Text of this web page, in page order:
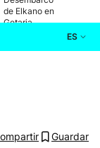
de Elkano en
Getaria
ES
Guardar